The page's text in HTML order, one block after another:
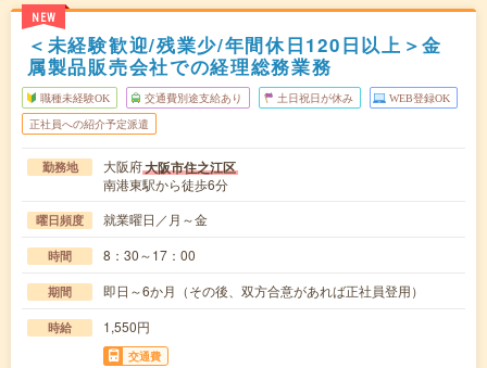
NEW
＜未経験歓迎/残業少/年間休日120日以上＞金
属製品販売会社での経理総務業務
職種未経験OK 交通費別途支給あり 土日祝日が休み WEB登録OK
正社員への紹介予定派遣
勤務地 大阪府大阪市住之江区
南港東駅から徒歩6分
曜日頻度 就業曜日／月～金
時間 8：30～17：00
期間 即日～6か月（その後、双方合意があれば正社員登用）
時給 1,550円
交通費